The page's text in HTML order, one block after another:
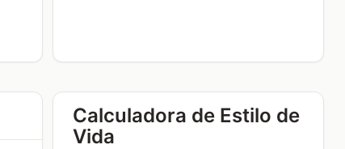
Calculadora de Estilo de
Vida